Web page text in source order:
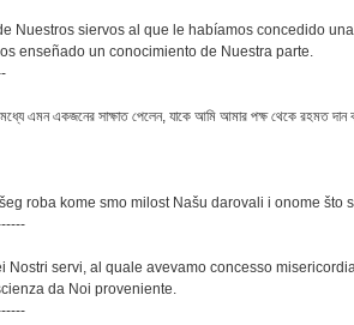
Nuestros siervos al que le habíamos concedido
enseñado un conocimiento de Nuestra parte.
এমন একজনের সাক্ষাত পেলেন, যাকে আমি আমার পক্ষ থেকে রহমত দান
roba kome smo milost Našu darovali i onome što
Nostri servi, al quale avevamo concesso
da Noi proveniente.